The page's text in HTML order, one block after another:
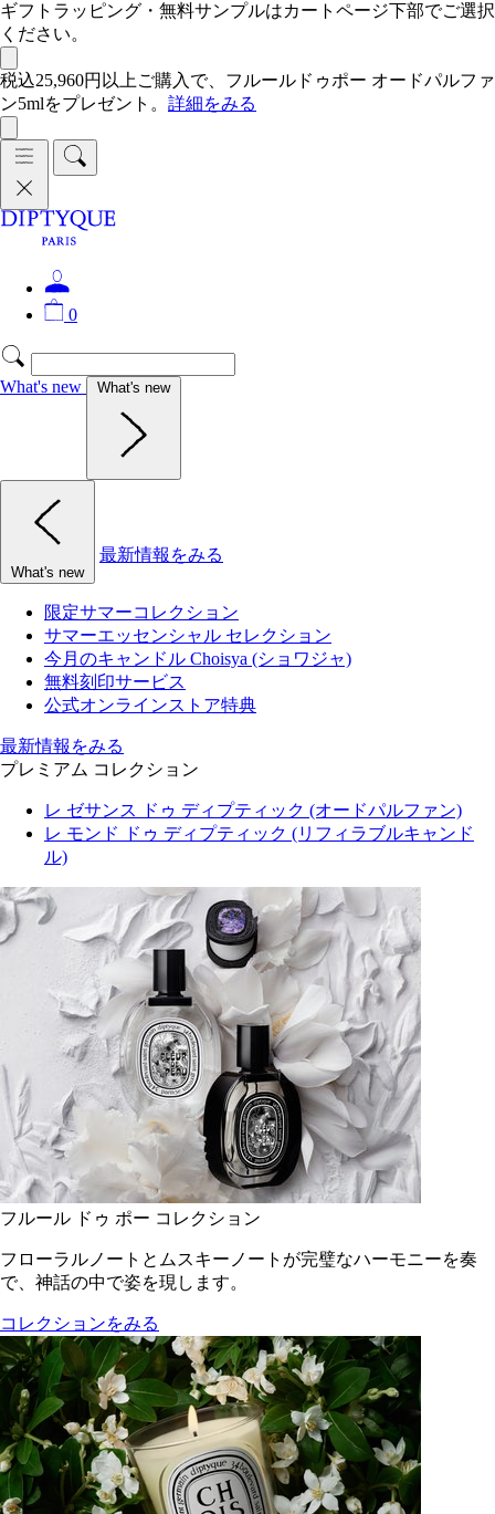
ギフトラッピング・無料サンプルはカートページ下部でご選択
ください。
税込25,960円以上ご購入で、フルールドゥポー オードパルファ
ン5mlをプレゼント。 詳細をみる
0
What's new What's new
What's new
最新情報をみる
限定サマーコレクション
サマーエッセンシャル セレクション
今月のキャンドル Choisya (ショワジャ)
無料刻印サービス
公式オンラインストア特典
最新情報をみる
プレミアム コレクション
レ ゼサンス ドゥ ディプティック (オードパルファン)
レ モンド ドゥ ディプティック (リフィラブルキャンド
ル)
フルール ドゥ ポー コレクション
フローラルノートとムスキーノートが完璧なハーモニーを奏
で、神話の中で姿を現します。
コレクションをみる